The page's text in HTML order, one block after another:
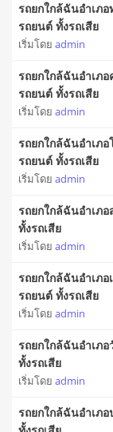
รถยกใกล้ฉันอำเภอ
รถยนต์ ทั้งรถเสีย
เริ่มโดย admin
รถยกใกล้ฉันอำเภ
รถยนต์ ทั้งรถเสีย
เริ่มโดย admin
รถยกใกล้ฉันอำเภ
รถยนต์ ทั้งรถเสีย
เริ่มโดย admin
รถยกใกล้ฉันอำเภ
ทั้งรถเสีย
เริ่มโดย admin
รถยกใกล้ฉันอำเภอ
รถยนต์ ทั้งรถเสีย
เริ่มโดย admin
รถยกใกล้ฉันอำเภ
ทั้งรถเสีย
เริ่มโดย admin
รถยกใกล้ฉันอำเภ